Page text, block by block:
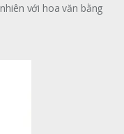
với hoa văn bằng